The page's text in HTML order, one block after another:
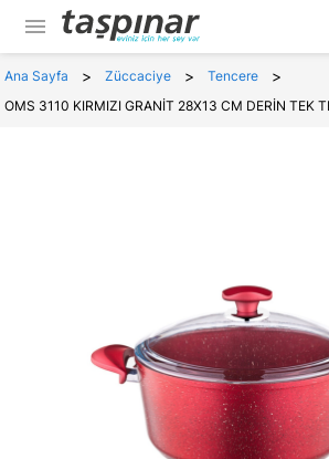
menu
Ana Sayfa > Züccaciye > Tencere >
OMS 3110 KIRMIZI GRANİT 28X13 CM DERİN TEK